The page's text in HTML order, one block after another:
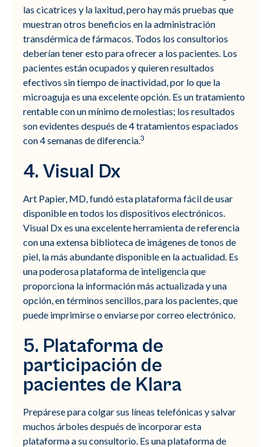
las cicatrices y la laxitud, pero hay más pruebas que
muestran otros beneficios en la administración
transdérmica de fármacos. Todos los consultorios
deberían tener esto para ofrecer a los pacientes. Los
pacientes están ocupados y quieren resultados
efectivos sin tiempo de inactividad, por lo que la
microaguja es una excelente opción. Es un tratamiento
rentable con un mínimo de molestias; los resultados
son evidentes después de 4 tratamientos espaciados
con 4 semanas de diferencia.3
4. Visual Dx
Art Papier, MD, fundó esta plataforma fácil de usar
disponible en todos los dispositivos electrónicos.
Visual Dx es una excelente herramienta de referencia
con una extensa biblioteca de imágenes de tonos de
piel, la más abundante disponible en la actualidad. Es
una poderosa plataforma de inteligencia que
proporciona la información más actualizada y una
opción, en términos sencillos, para los pacientes, que
puede imprimirse o enviarse por correo electrónico.
5. Plataforma de
participación de
pacientes de Klara
Prepárese para colgar sus líneas telefónicas y salvar
muchos árboles después de incorporar esta
plataforma a su consultorio. Es una plataforma de